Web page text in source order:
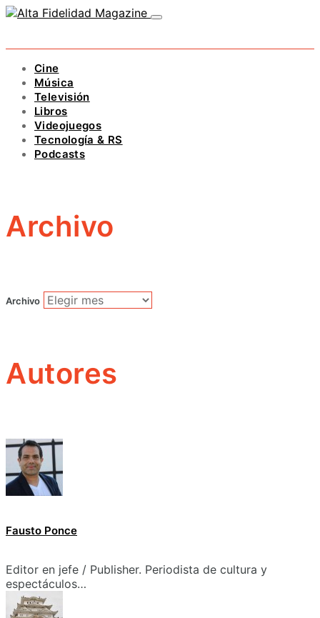
Cine
Música
Televisión
Libros
Videojuegos
Tecnología & RS
Podcasts
Archivo
Archivo
Autores
Fausto Ponce
Editor en jefe / Publisher. Periodista de cultura y
espectáculos…